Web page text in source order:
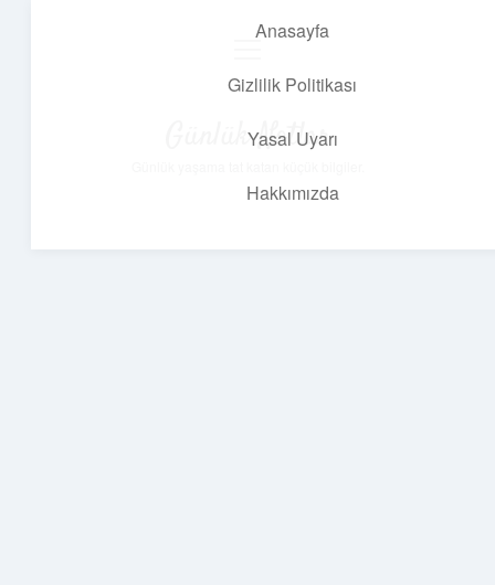
Anasayfa
Gizlilik Politikası
Yasal Uyarı
Hakkımızda
Günlük Notlar